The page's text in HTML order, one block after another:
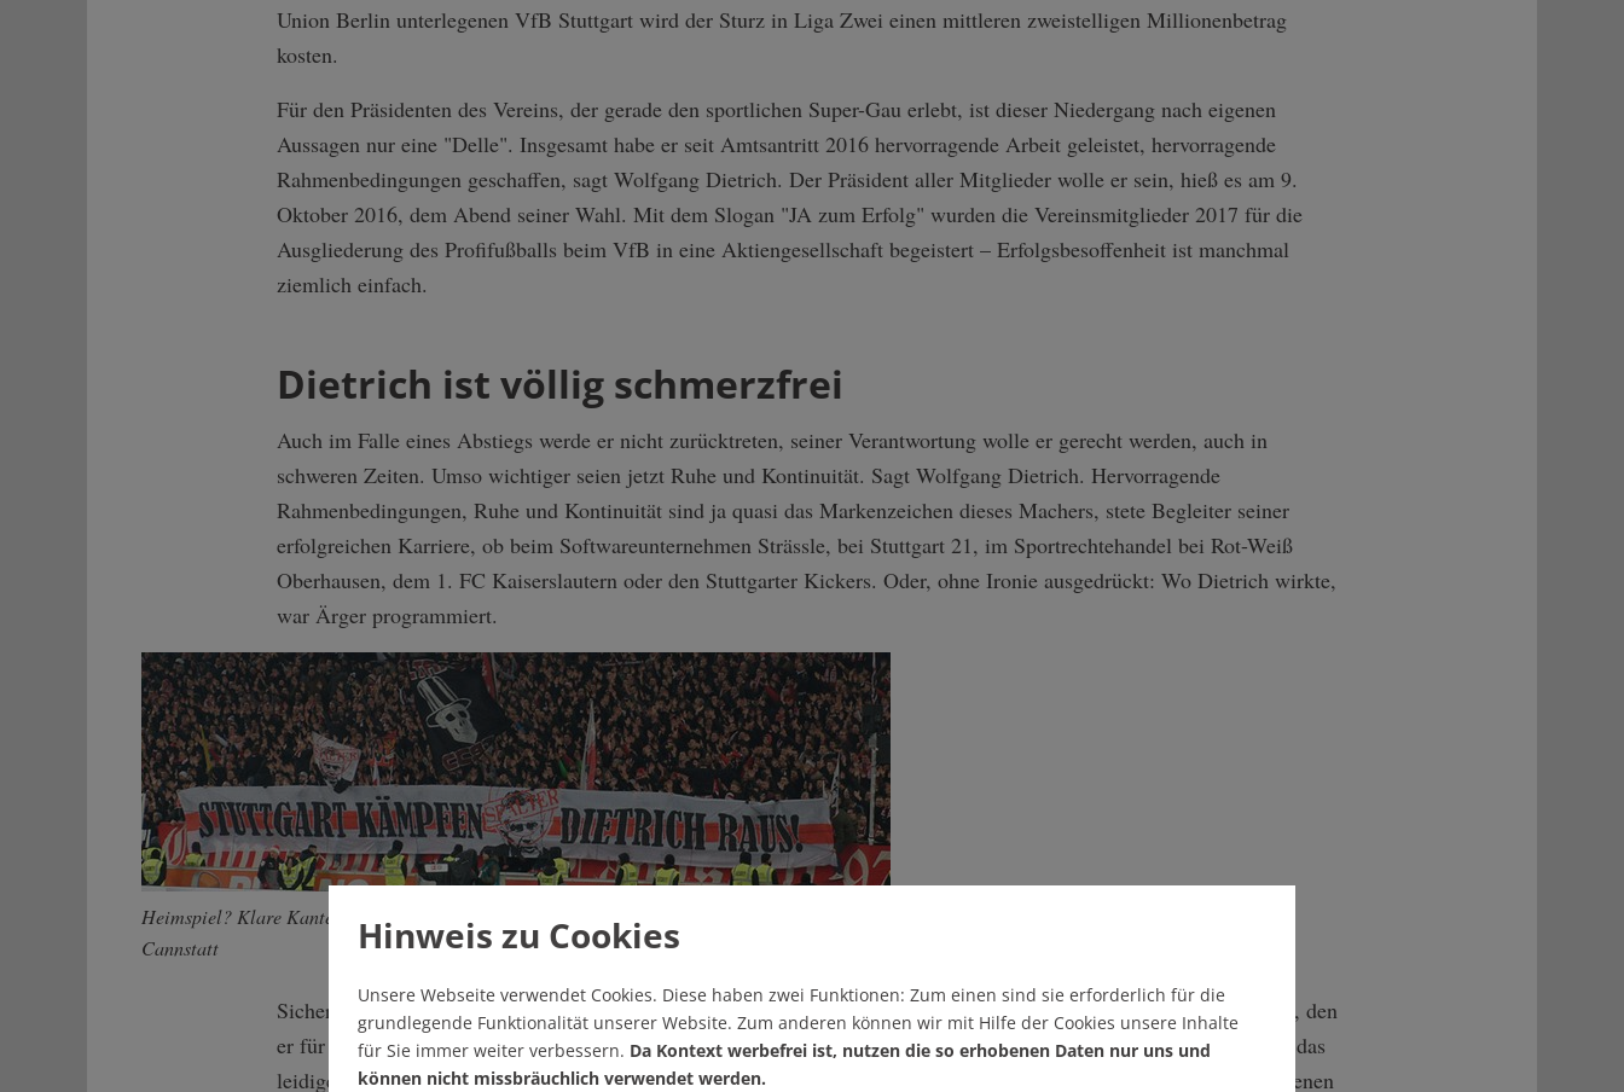
Union Berlin unterlegenen VfB Stuttgart wird der Sturz in Liga Zwei einen mittleren zweistelligen Millionenbetrag
kosten.
Für den Präsidenten des Vereins, der gerade den sportlichen Super-Gau erlebt, ist dieser Niedergang nach eigenen
Aussagen nur eine "Delle". Insgesamt habe er seit Amtsantritt 2016 hervorragende Arbeit geleistet, hervorragende
Rahmenbedingungen geschaffen, sagt Wolfgang Dietrich. Der Präsident aller Mitglieder wolle er sein, hieß es am 9.
Oktober 2016, dem Abend seiner Wahl. Mit dem Slogan "JA zum Erfolg" wurden die Vereinsmitglieder 2017 für die
Ausgliederung des Profifußballs beim VfB in eine Aktiengesellschaft begeistert – Erfolgsbesoffenheit ist manchmal
ziemlich einfach.
Dietrich ist völlig schmerzfrei
Auch im Falle eines Abstiegs werde er nicht zurücktreten, seiner Verantwortung wolle er gerecht werden, auch in
schweren Zeiten. Umso wichtiger seien jetzt Ruhe und Kontinuität. Sagt Wolfgang Dietrich. Hervorragende
Rahmenbedingungen, Ruhe und Kontinuität sind ja quasi das Markenzeichen dieses Machers, stete Begleiter seiner
erfolgreichen Karriere, ob beim Softwareunternehmen Strässle, bei Stuttgart 21, im Sportrechtehandel bei Rot-Weiß
Oberhausen, dem 1. FC Kaiserslautern oder den Stuttgarter Kickers. Oder, ohne Ironie ausgedrückt: Wo Dietrich wirkte,
war Ärger programmiert.
Heimspiel? Klare Kante der VfB-Fankurve gegen ihren Präsidenten. Foto: Commando
Cannstatt
Sicherlich kannte auch VfB-Aufsichtsrat und Daimler-Personalvorstand Wilfried Porth den Karriereweg des Mannes, den
er für seinen Arbeitgeber Daimler beim VfB als Präsidenten installierte. Als den Mann, der schmerzfrei genug war, das
leidige Thema Ausgliederung zügig über die Bühne zu bringen. Damit der Daimler ein für allemal Ruhe vor der eigenen
Hinweis zu Cookies
Unsere Webseite verwendet Cookies. Diese haben zwei Funktionen: Zum einen sind sie erforderlich für die
grundlegende Funktionalität unserer Website. Zum anderen können wir mit Hilfe der Cookies unsere Inhalte
für Sie immer weiter verbessern. Da Kontext werbefrei ist, nutzen die so erhobenen Daten nur uns und
können nicht missbräuchlich verwendet werden.